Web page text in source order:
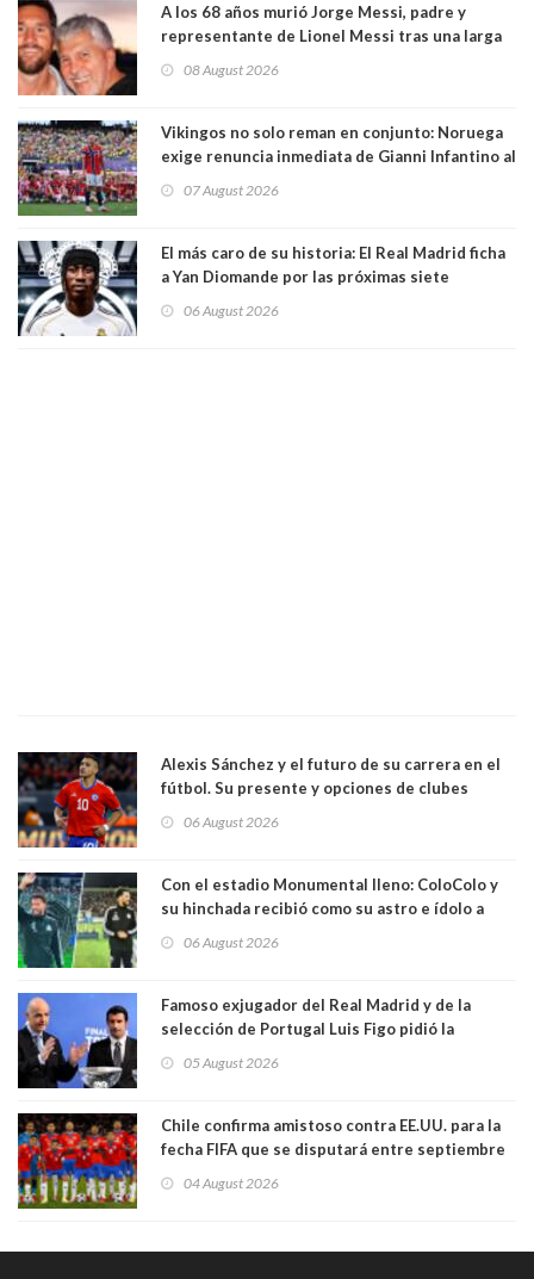
A los 68 años murió Jorge Messi, padre y
representante de Lionel Messi tras una larga
08 August 2026
Vikingos no solo reman en conjunto: Noruega
exige renuncia inmediata de Gianni Infantino al
07 August 2026
El más caro de su historia: El Real Madrid ficha
a Yan Diomande por las próximas siete
06 August 2026
Alexis Sánchez y el futuro de su carrera en el
fútbol. Su presente y opciones de clubes
06 August 2026
Con el estadio Monumental lleno: ColoColo y
su hinchada recibió como su astro e ídolo a
06 August 2026
Famoso exjugador del Real Madrid y de la
selección de Portugal Luis Figo pidió la
comportamiento más bajo y cobarde que he
05 August 2026
Chile confirma amistoso contra EE.UU. para la
fecha FIFA que se disputará entre septiembre
04 August 2026